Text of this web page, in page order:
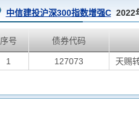
中信建投沪深300指数增强C2022
序号 债券代码
1 127073 天赐